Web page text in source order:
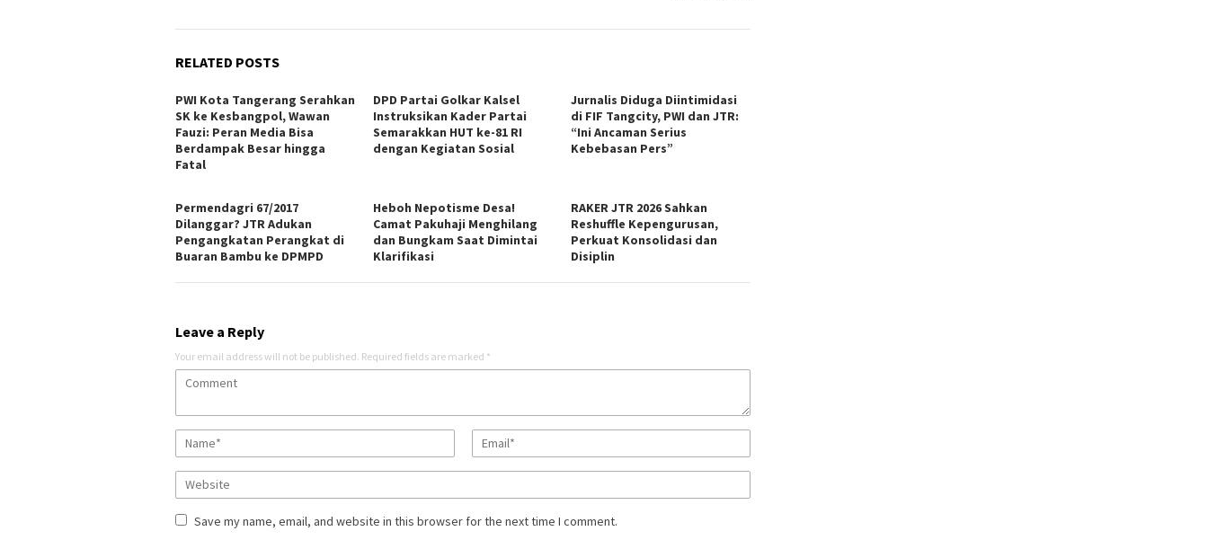
RELATED POSTS
PWI Kota Tangerang Serahkan
SK ke Kesbangpol, Wawan
Fauzi: Peran Media Bisa
Berdampak Besar hingga
Fatal
DPD Partai Golkar Kalsel
Instruksikan Kader Partai
Semarakkan HUT ke-81 RI
dengan Kegiatan Sosial
Jurnalis Diduga Diintimidasi
di FIF Tangcity, PWI dan JTR:
“Ini Ancaman Serius
Kebebasan Pers”
Permendagri 67/2017
Dilanggar? JTR Adukan
Pengangkatan Perangkat di
Buaran Bambu ke DPMPD
Heboh Nepotisme Desa!
Camat Pakuhaji Menghilang
dan Bungkam Saat Dimintai
Klarifikasi
RAKER JTR 2026 Sahkan
Reshuffle Kepengurusan,
Perkuat Konsolidasi dan
Disiplin
Leave a Reply
Your email address will not be published. Required fields are marked *
Save my name, email, and website in this browser for the next time I comment.